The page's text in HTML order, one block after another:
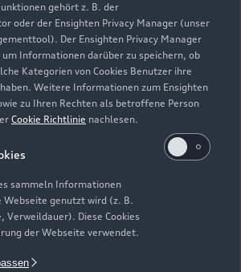
Set
zur intensiven Reinigung und
und Kunstleder.
World
gehört z. B. der
oder der Ensighten Privacy Manager (unser
Der Ensighten Privacy Manager
um Informationen darüber zu speichern, ob
Kategorien von Cookies Benutzer ihre
Weitere Informationen zum Ensighten
zu Ihren Rechten als betroffene Person
Cookie Richtlinie nachlesen.
sammeln Informationen
Webseite genutzt wird (z. B.
Verweildauer). Diese Cookies
der Webseite verwendet.